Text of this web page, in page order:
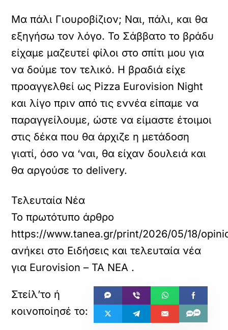
Μα πάλι Γιουροβίζιον; Ναι, πάλι, και θα
εξηγήσω τον λόγο. Το Σάββατο το βράδυ
είχαμε μαζευτεί φίλοι στο σπίτι μου για
να δούμε τον τελικό. Η βραδιά είχε
προαγγελθεί ως Pizza Eurovision Night
και λίγο πριν από τις εννέα είπαμε να
παραγγείλουμε, ώστε να είμαστε έτοιμοι
στις δέκα που θα άρχιζε η μετάδοση
γιατί, όσο να ‘ναι, θα είχαν δουλειά και
θα αργούσε το delivery.
Τελευταία Νέα
Το πρωτότυπο άρθρο
https://www.tanea.gr/print/2026/05/18/
ανήκει στο Ειδήσεις και τελευταία νέα
για Eurovision – ΤΑ ΝΕΑ .